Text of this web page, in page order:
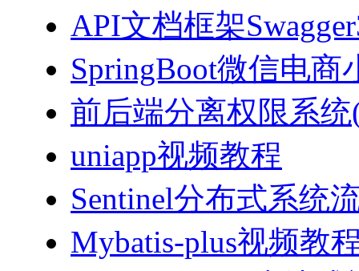
API文档框架
SpringBoot微信电商
前后端分离权限系统
uniapp视频教程
Sentinel分布式系统
Mybatis-plus视频教